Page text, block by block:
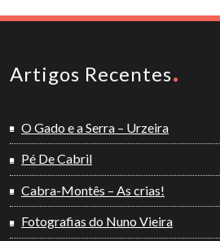
Artigos Recentes
O Gado e a Serra – Urzeira
Pé De Cabril
Cabra-Montês – As crias!
Fotografias do Nuno Vieira